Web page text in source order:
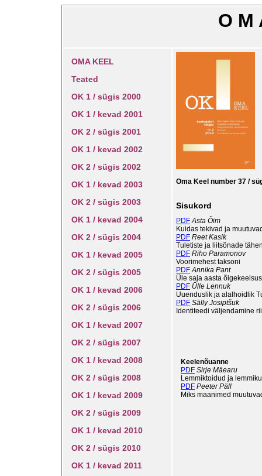
O
OMA KEEL
Teated
OK 1 / sügis 2000
OK 1 / kevad 2001
OK 2 / sügis 2001
OK 1 / kevad 2002
OK 2 / sügis 2002
OK 1 / kevad 2003
OK 2 / sügis 2003
OK 1 / kevad 2004
OK 2 / sügis 2004
OK 1 / kevad 2005
OK 2 / sügis 2005
OK 1 / kevad 2006
OK 2 / sügis 2006
OK 1 / kevad 2007
OK 2 / sügis 2007
OK 1 / kevad 2008
OK 2 / sügis 2008
OK 1 / kevad 2009
OK 2 / sügis 2009
OK 1 / kevad 2010
OK 2 / sügis 2010
OK 1 / kevad 2011
Oma Keel number 37 /
Sisukord
PDF Asta Õim
Kuidas tekivad ja
PDF Reet Kasik
Tuletiste ja liitsõnade
PDF Riho Paramonov
Voorimehest taksoni
PDF Annika Pant
Üle saja aasta
PDF Ülle Lennuk
Uuenduslik ja alalhoidlik
PDF Sälly Josiptšuk
Identiteedi väljendamine
Keelenõuanne
PDF Sirje Mäearu
Lemmiktoidud ja
PDF Peeter Päll
Miks maanimed